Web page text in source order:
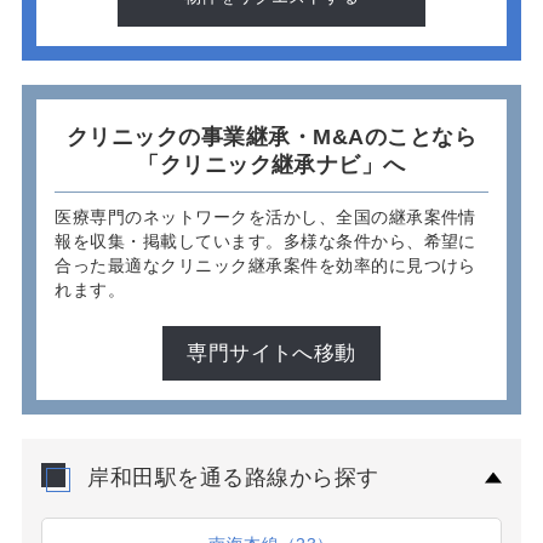
クリニックの事業継承・M&Aのことなら
「クリニック継承ナビ」へ
医療専門のネットワークを活かし、全国の継承案件情
報を収集・掲載しています。多様な条件から、希望に
合った最適なクリニック継承案件を効率的に見つけら
れます。
専門サイトへ移動
岸和田駅を通る路線から探す